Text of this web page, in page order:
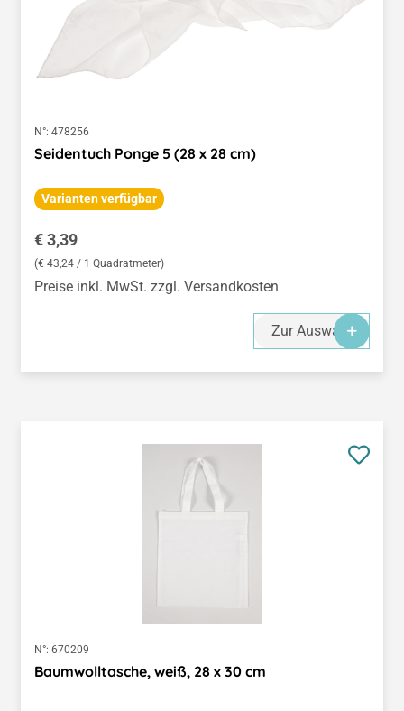
N°: 478256
Seidentuch Ponge 5 (28 x 28 cm)
Varianten verfügbar
Regulärer Preis:
€ 3,39
(€ 43,24 / 1 Quadratmeter)
Preise inkl. MwSt. zzgl. Versandkosten
Zur Auswahl
N°: 670209
Baumwolltasche, weiß, 28 x 30 cm